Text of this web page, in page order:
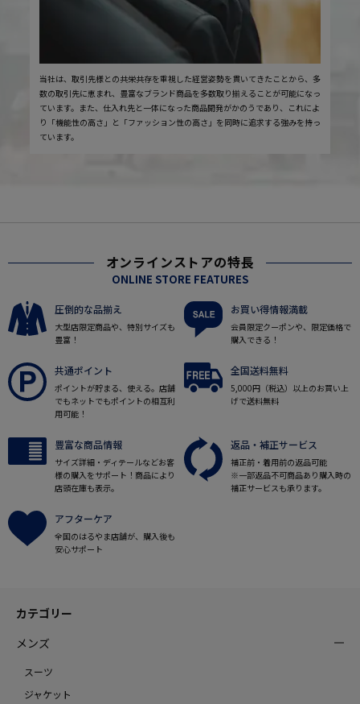
当社は、取引先様との共栄共存を重視した経営姿勢を貫いてきたことから、多
数の取引先に恵まれ、豊富なブランド商品を多数取り揃えることが可能になっ
ています。また、仕入れ先と一体になった商品開発がかのうであり、これによ
り「機能性の高さ」と「ファッション性の高さ」を同時に追求する強みを持っ
ています。
オンラインストアの特長
ONLINE STORE FEATURES
圧倒的な品揃え
大型店限定商品や、特別サイズも
豊富！
お買い得情報満載
会員限定クーポンや、限定価格で
購入できる！
共通ポイント
ポイントが貯まる、使える。店舗
でもネットでもポイントの相互利
用可能！
全国送料無料
5,000円（税込）以上のお買い上
げで送料無料
豊富な商品情報
サイズ詳細・ディテールなどお客
様の購入をサポート！商品により
店頭在庫も表示。
返品・補正サービス
補正前・着用前の返品可能
※一部返品不可商品あり購入時の
補正サービスも承ります。
アフターケア
全国のはるやま店舗が、購入後も
安心サポート
カテゴリー
メンズ
スーツ
ジャケット